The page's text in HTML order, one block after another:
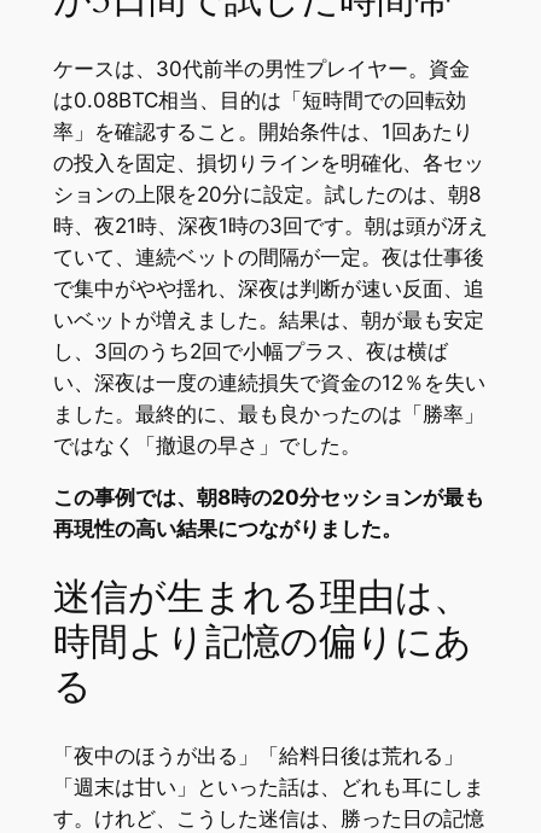
ケースは、30代前半の男性プレイヤー。資金
は0.08BTC相当、目的は「短時間での回転効
率」を確認すること。開始条件は、1回あたり
の投入を固定、損切りラインを明確化、各セッ
ションの上限を20分に設定。試したのは、朝8
時、夜21時、深夜1時の3回です。朝は頭が冴え
ていて、連続ベットの間隔が一定。夜は仕事後
で集中がやや揺れ、深夜は判断が速い反面、追
いベットが増えました。結果は、朝が最も安定
し、3回のうち2回で小幅プラス、夜は横ば
い、深夜は一度の連続損失で資金の12％を失い
ました。最終的に、最も良かったのは「勝率」
ではなく「撤退の早さ」でした。
この事例では、朝8時の20分セッションが最も
再現性の高い結果につながりました。
迷信が生まれる理由は、
時間より記憶の偏りにあ
る
「夜中のほうが出る」「給料日後は荒れる」
「週末は甘い」といった話は、どれも耳にしま
す。けれど、こうした迷信は、勝った日の記憶